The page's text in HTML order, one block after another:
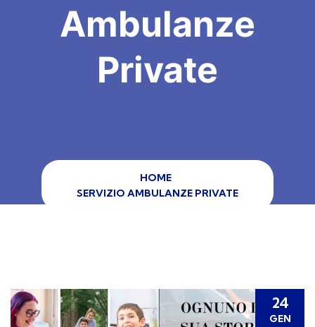
Ambulanze
Private
HOME
SERVIZIO AMBULANZE PRIVATE
24
GEN